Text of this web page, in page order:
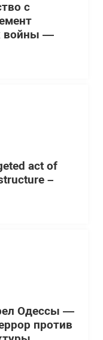
с
войны —
act of
–
Одессы —
против